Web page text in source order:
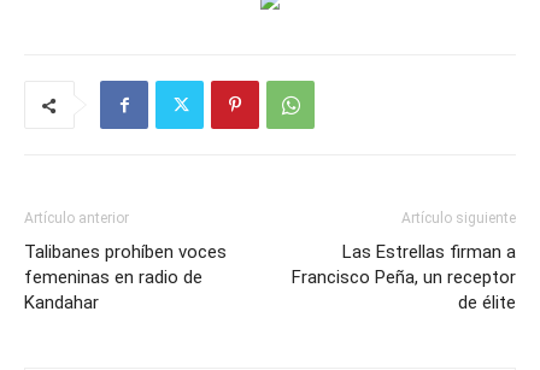
Artículo anterior
Talibanes prohíben voces
femeninas en radio de
Kandahar
Artículo siguiente
Las Estrellas firman a
Francisco Peña, un receptor
de élite